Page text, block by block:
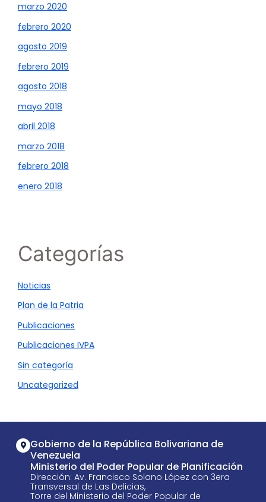
marzo 2020
febrero 2020
agosto 2019
febrero 2019
agosto 2018
mayo 2018
abril 2018
marzo 2018
febrero 2018
enero 2018
Categorías
Noticias
Plan de la Patria
Publicaciones
Publicaciones IVPA
Sin categoría
Uncategorized
Gobierno de la República Bolivariana de
Venezuela
Ministerio del Poder Popular de Planificación
Dirección: Av. Francisco Solano López con 3era
Transversal de Las Delicias,
Torre del Ministerio del Poder Popular de